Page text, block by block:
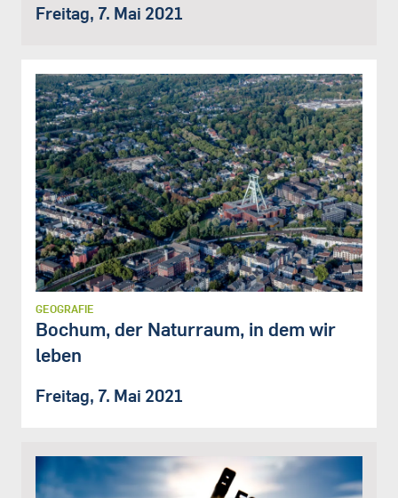
Freitag, 7. Mai 2021
GEOGRAFIE
Bochum, der Naturraum, in dem wir
leben
Freitag, 7. Mai 2021